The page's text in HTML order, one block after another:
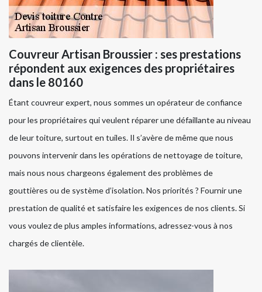
Couvreur Artisan Broussier : ses prestations
répondent aux exigences des propriétaires
dans le 80160
Étant couvreur expert, nous sommes un opérateur de confiance
pour les propriétaires qui veulent réparer une défaillante au niveau
de leur toiture, surtout en tuiles. Il s’avère de même que nous
pouvons intervenir dans les opérations de nettoyage de toiture,
mais nous nous chargeons également des problèmes de
gouttières ou de système d’isolation. Nos priorités ? Fournir une
prestation de qualité et satisfaire les exigences de nos clients. Si
vous voulez de plus amples informations, adressez-vous à nos
chargés de clientèle.